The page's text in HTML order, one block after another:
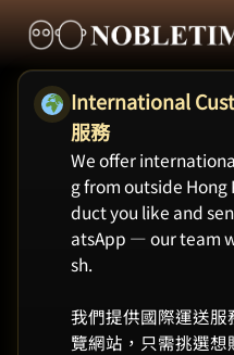
International
服務
We offer
g from outside
duct you like and
atsApp — our team
sh.
我們提供國際運送
覽網站，只需挑選